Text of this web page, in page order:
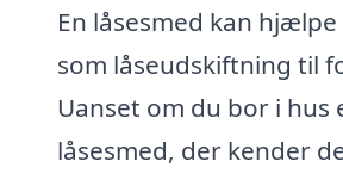
En låsesmed kan
som låseudskiftning til
Uanset om du bor i
låsesmed, der kender